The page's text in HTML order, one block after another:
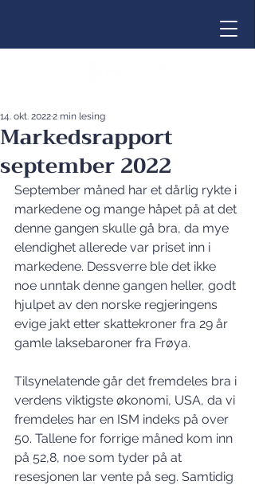
Markedsrapport
september 2022
14. okt. 20222 min lesing
September måned har et dårlig rykte i
markedene og mange håpet på at det
denne gangen skulle gå bra, da mye
elendighet allerede var priset inn i
markedene. Dessverre ble det ikke
noe unntak denne gangen heller, godt
hjulpet av den norske regjeringens
evige jakt etter skattekroner fra 29 år
gamle laksebaroner fra Frøya.
Tilsynelatende går det fremdeles bra i
verdens viktigste økonomi, USA, da vi
fremdeles har en ISM indeks på over
50. Tallene for forrige måned kom inn
på 52,8, noe som tyder på at
resesjonen lar vente på seg. Samtidig